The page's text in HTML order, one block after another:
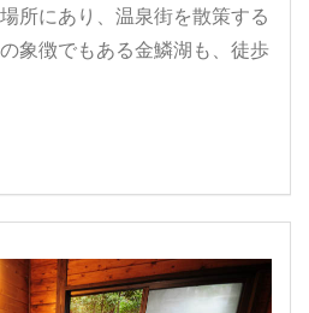
所にあり、温泉街を散策する
象徴でもある金鱗湖も、徒歩